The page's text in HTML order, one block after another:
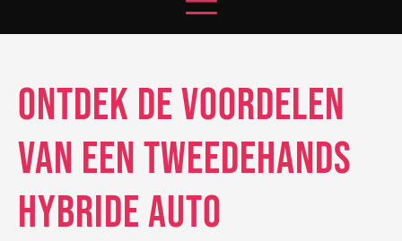
Ontdek de Voordelen
van een Tweedehands
Hybride Auto